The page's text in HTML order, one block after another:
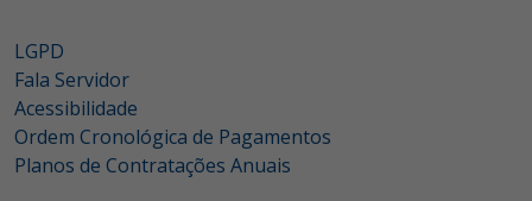
LGPD
Fala Servidor
Acessibilidade
Ordem Cronológica de Pagamentos
Planos de Contratações Anuais